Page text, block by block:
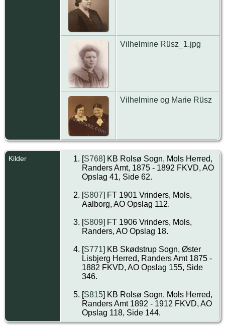
Vilhelmine Rüsz_1.jpg
Vilhelmine og Marie Rüsz
Kilder [S768] KB Rolsø Sogn, Mols Herred,
Randers Amt, 1875 - 1892 FKVD, AO
Opslag 41, Side 62.
[S807] FT 1901 Vrinders, Mols,
Aalborg, AO Opslag 112.
[S809] FT 1906 Vrinders, Mols,
Randers, AO Opslag 18.
[S771] KB Skødstrup Sogn, Øster
Lisbjerg Herred, Randers Amt 1875 -
1882 FKVD, AO Opslag 155, Side
346.
[S815] KB Rolsø Sogn, Mols Herred,
Randers Amt 1892 - 1912 FKVD, AO
Opslag 118, Side 144.